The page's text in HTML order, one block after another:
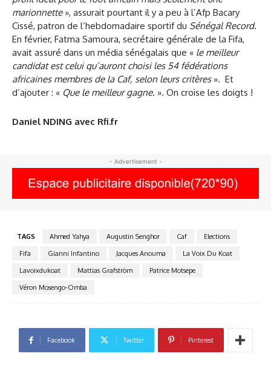
marionnette», assurait pourtant il y a peu à l’Afp Bacary
Cissé, patron de l’hebdomadaire sportif du Sénégal Record.
En février, Fatma Samoura, secrétaire générale de la Fifa,
avait assuré dans un média sénégalais que « le meilleur
candidat est celui qu’auront choisi les 54 fédérations
africaines membres de la Caf, selon leurs critères». Et
d’ajouter : « Que le meilleur gagne. ». On croise les doigts !
Daniel NDING avec Rfi.fr
- Advertisement -
TAGS Ahmed Yahya Augustin Senghor Caf
Elections
Fifa
Gianni Infantino Jacques Anouma
La Voix Du Koat
Lavoixdukoat
Mattias Grafström
Patrice Motsepe
Véron Mosengo-Omba
Facebook Twitter Pinterest